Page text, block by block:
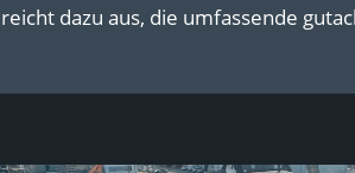
reicht dazu aus, die umfassende